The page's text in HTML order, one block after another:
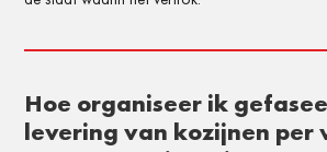
Hoe organiseer ik
levering van kozijnen per